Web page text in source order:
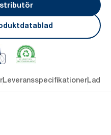
LeveransspecifikationerLadda